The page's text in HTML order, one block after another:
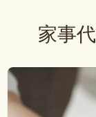
家事